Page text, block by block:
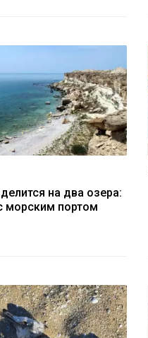
на два озера:
морским портом